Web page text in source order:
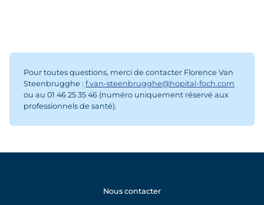
Pour toutes questions, merci de contacter Florence Van
Steenbrugghe : f.van-steenbrugghe@hopital-foch.com
ou au 01 46 25 35 46 (numéro uniquement réservé aux
professionnels de santé).
Nous contacter